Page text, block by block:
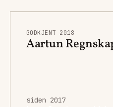
GODKJENT 2018
Aartun
siden 2017